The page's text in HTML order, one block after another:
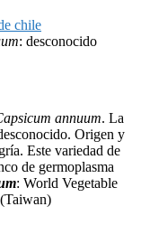
: desconocido
annuum. La
Origen y
Este variedad de
de germoplasma
: World Vegetable